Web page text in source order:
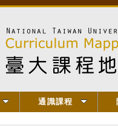
通識課程